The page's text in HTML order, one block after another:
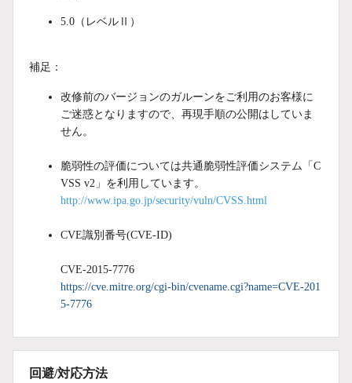
5.0（レベルⅡ）
補足：
改修前のバージョンのガルーンをご利用のお客様に
ご迷惑となりますので、再現手順の公開はしていま
せん。
脆弱性の評価については共通脆弱性評価システム「C
VSS v2」を利用しています。
http://www.ipa.go.jp/security/vuln/CVSS.html
CVE識別番号(CVE-ID)
CVE-2015-7776
https://cve.mitre.org/cgi-bin/cvename.cgi?name=CVE-201
5-7776
回避/対応方法